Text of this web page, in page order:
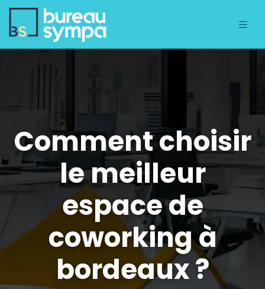
Comment choisir
le meilleur
espace de
coworking à
bordeaux ?